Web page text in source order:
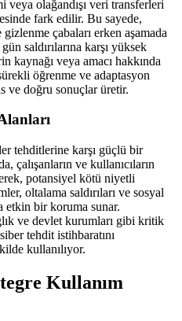
veya olağandışı veri transferleri
fark edilir. Bu sayede,
gizlenme çabaları erken aşamada
saldırılarına karşı yüksek
kaynağı veya amacı hakkında
öğrenme ve adaptasyon
ve doğru sonuçlar üretir.
tehditlerine karşı güçlü bir
çalışanların ve kullanıcıların
potansiyel kötü niyetli
oltalama saldırıları ve sosyal
etkin bir koruma sunar.
ve devlet kurumları gibi kritik
tehdit istihbaratını
kullanılıyor.
Kullanım